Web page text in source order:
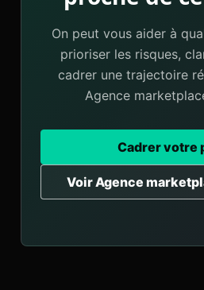
On peut vous aider à
prioriser les risques,
cadrer une trajectoire
Agence
Cadrer votre
Voir Agence